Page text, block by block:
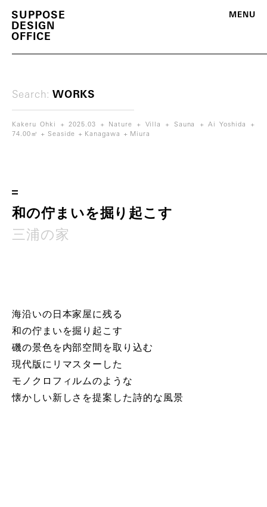
SU P POS E
D ES G N
O F F C E
M E N U
Search: WORKS
三浦の家
和の佇ま いを掘り 起こす
Kakeru Ohki 2025.03 Nature Villa Sauna
Ai Yoshida
74.00㎡
Seaside Kanagawa
Miura
海沿いの日本家屋に残る
和の佇まいを掘り起こす
磯の景色を内部空間を取り込む
現代版にリマスターした
モノクロフィルムのような
懐かしい新しさを提案した詩的な風景